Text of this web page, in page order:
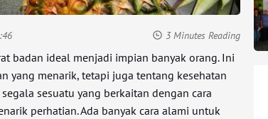
3 Minutes Reading
badan ideal menjadi impian banyak orang. Ini
yang menarik, tetapi juga tentang kesehatan
sesuatu yang berkaitan dengan cara
perhatian. Ada banyak cara alami untuk